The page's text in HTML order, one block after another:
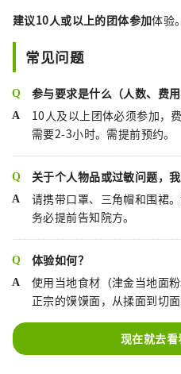
建议10人或以上的团体参加体验。
常见问题
参与要求是什么（人数、费
10人及以上团体必须参加，
需要2-3小时。需提前预约。
关于个人物品或过敏问题，
请携带口罩、三角帽和围裙
务必提前告知院方。
体验如何？
使用当地食材（津金当地面
正宗的馍馍面，从揉面到切
现在就去看